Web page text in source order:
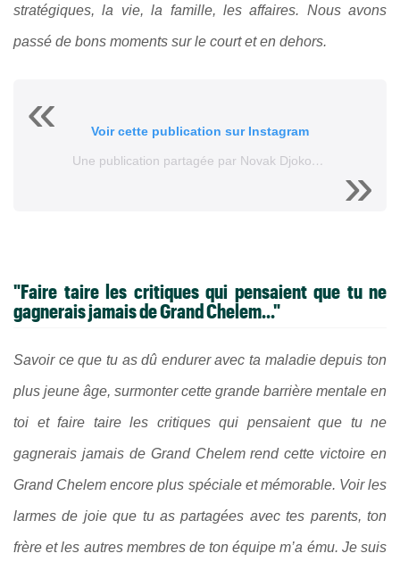
stratégiques, la vie, la famille, les affaires. Nous avons
passé de bons moments sur le court et en dehors.
Voir cette publication sur Instagram
"Faire taire les critiques qui pensaient que tu ne
gagnerais jamais de Grand Chelem..."
Savoir ce que tu as dû endurer avec ta maladie depuis ton
plus jeune âge, surmonter cette grande barrière mentale en
toi et faire taire les critiques qui pensaient que tu ne
gagnerais jamais de Grand Chelem rend cette victoire en
Grand Chelem encore plus spéciale et mémorable. Voir les
larmes de joie que tu as partagées avec tes parents, ton
frère et les autres membres de ton équipe m’a ému. Je suis